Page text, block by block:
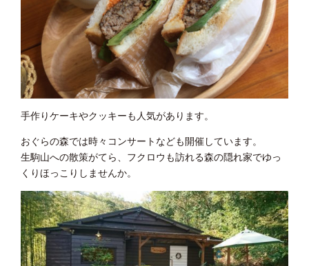
手作りケーキやクッキーも人気があります。
おぐらの森では時々コンサートなども開催しています。
生駒山への散策がてら、フクロウも訪れる森の隠れ家でゆっ
くりほっこりしませんか。